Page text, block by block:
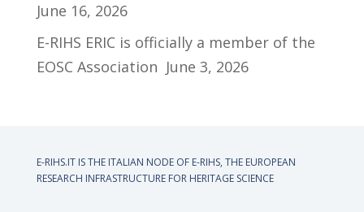
June 16, 2026
E-RIHS ERIC is officially a member of the
EOSC Association June 3, 2026
E-RIHS.IT IS THE ITALIAN NODE OF E-RIHS, THE EUROPEAN
RESEARCH INFRASTRUCTURE FOR HERITAGE SCIENCE